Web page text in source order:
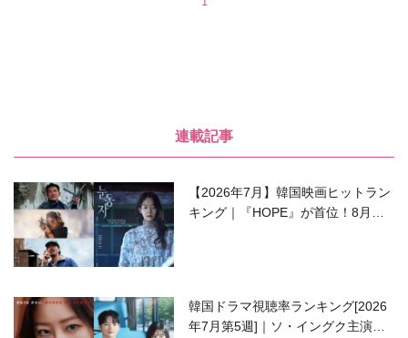
連載記事
【2026年7月】韓国映画ヒットラン
キング｜『HOPE』が首位！8月公
韓国ドラマ視聴率ランキング[2026
年7月第5週]｜ソ・イングク主演の